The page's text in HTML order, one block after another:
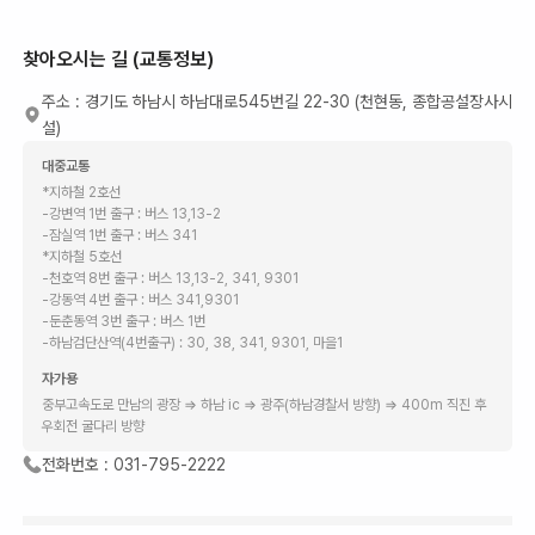
찾아오시는 길 (교통정보)
주소 : 경기도 하남시 하남대로545번길 22-30 (천현동, 종합공설장사시
설)
대중교통
*지하철 2호선
-강변역 1번 출구 : 버스 13,13-2
-잠실역 1번 출구 : 버스 341
*지하철 5호선
-천호역 8번 출구 : 버스 13,13-2, 341, 9301
-강동역 4번 출구 : 버스 341,9301
-둔춘동역 3번 출구 : 버스 1번
-하남검단산역(4번출구) : 30, 38, 341, 9301, 마을1
자가용
중부고속도로 만남의 광장 ⇒ 하남 ic ⇒ 광주(하남경찰서 방향) ⇒ 400m 직진 후
우회전 굴다리 방향
전화번호 : 031-795-2222